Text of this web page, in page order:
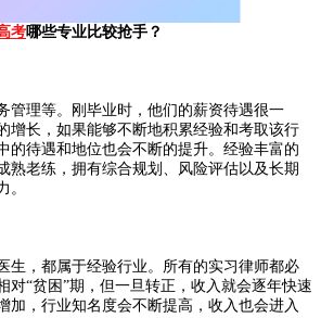
考哪些专业比较抢手？
管理等。刚毕业时，他们的薪资待遇很一
增长，如果能够不断地积累经验和考取该行
的待遇和地位也会不断的提升。经验丰富的
熟老练，拥有综合规划、风险评估以及长期
。
生，都属于经验行业。所有的实习律师都必
对“贫困”期，但一旦转正，收入就会逐年快速
加，行业知名度会不断提高，收入也会进入